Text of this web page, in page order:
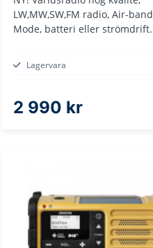
LW,MW,SW,FM radio, Air-band
Mode, batteri eller strömdrift.
Lagervara
2 990 kr